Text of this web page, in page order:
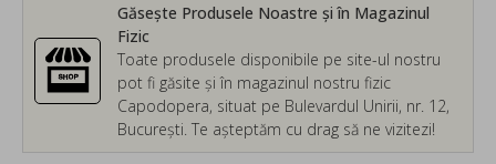
Găsește Produsele Noastre și în Magazinul
Fizic
Toate produsele disponibile pe site-ul nostru
pot fi găsite și în magazinul nostru fizic
Capodopera, situat pe Bulevardul Unirii, nr. 12,
București. Te așteptăm cu drag să ne vizitezi!